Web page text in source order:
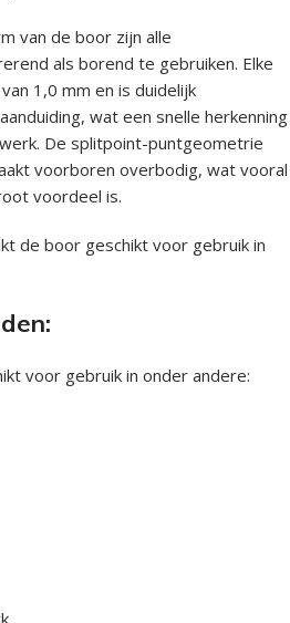
van de boor zijn alle
als borend te gebruiken. Elke
1,0 mm en is duidelijk
wat een snelle herkenning
De splitpoint-puntgeometrie
voorboren overbodig, wat vooral
voordeel is.
de boor geschikt voor gebruik in
voor gebruik in onder andere: